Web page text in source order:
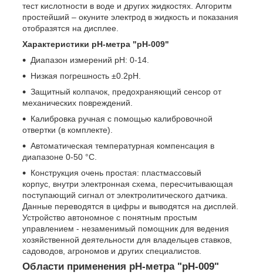
тест кислотности в воде и других жидкостях. Алгоритм
простейший – окуните электрод в жидкость и показания
отобразятся на дисплее.
Характеристики pH-метра "pH-009"
Диапазон измерений pH: 0-14.
Низкая погрешность ±0.2pH.
Защитный колпачок, предохраняющий сенсор от
механических повреждений.
Калибровка ручная с помощью калибровочной
отвертки (в комплекте).
Автоматическая температурная компенсация в
диапазоне 0-50 °C.
Конструкция очень простая: пластмассовый
корпус, внутри электронная схема, пересчитывающая
поступающий сигнал от электролитического датчика.
Данные переводятся в цифры и выводятся на дисплей.
Устройство автономное с понятным простым
управлением - незаменимый помощник для ведения
хозяйственной деятельности для владельцев ставков,
садоводов, агрономов и других специалистов.
Области применения pH-метра "pH-009"